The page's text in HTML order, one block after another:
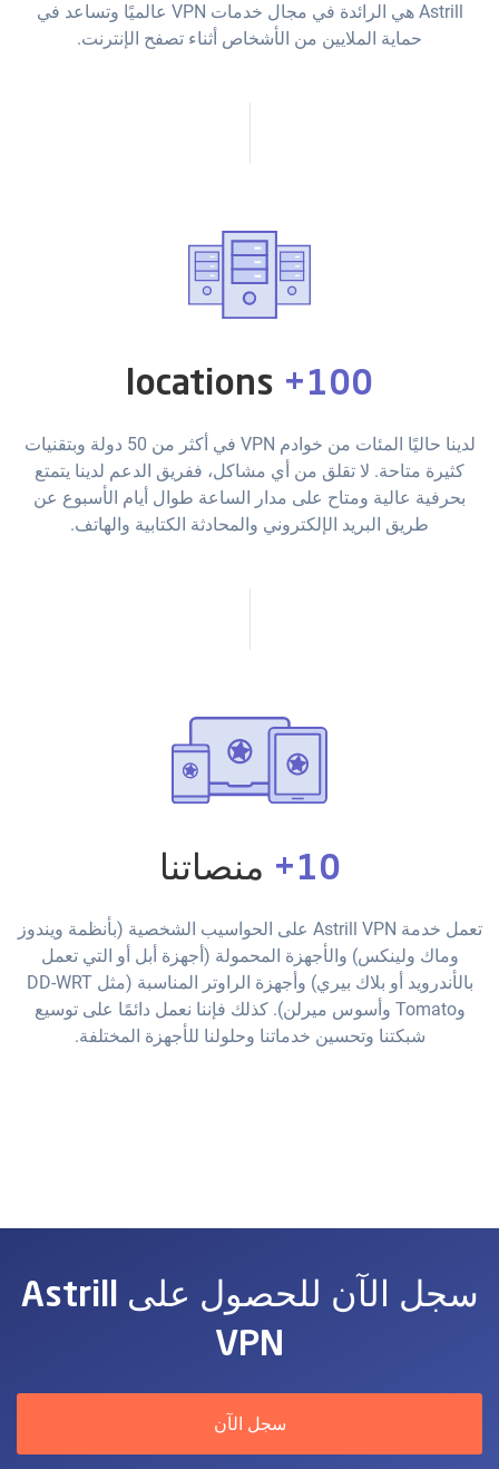
Astrill هي الرائدة في مجال خدمات VPN عالميًا وتساعد في
حماية الملايين من الأشخاص أثناء تصفح الإنترنت.
100+
locations
لدينا حاليًا المئات من خوادم VPN في أكثر من 50 دولة وبتقنيات
كثيرة متاحة. لا تقلق من أي مشاكل، ففريق الدعم لدينا يتمتع
بحرفية عالية ومتاح على مدار الساعة طوال أيام الأسبوع عن
طريق البريد الإلكتروني والمحادثة الكتابية والهاتف.
10+ منصاتنا
تعمل خدمة Astrill VPN على الحواسيب الشخصية (بأنظمة ويندوز
وماك ولينكس) والأجهزة المحمولة (أجهزة أبل أو التي تعمل
بالأندرويد أو بلاك بيري) وأجهزة الراوتر المناسبة (مثل DD-WRT
وTomato وأسوس ميرلن). كذلك فإننا نعمل دائمًا على توسيع
شبكتنا وتحسين خدماتنا وحلولنا للأجهزة المختلفة.
سجل الآن للحصول على Astrill
VPN
سجل الآن